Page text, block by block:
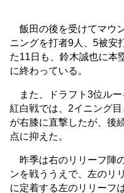
飯田の後を受けてマウ
ニングを打者9人、5被安
た11日も、鈴木誠也に本
に終わっている。
また、ドラフト3位ルー
紅白戦では、2イニング
が右膝に直撃したが、後
点に抑えた。
昨季は右のリリーフ陣
ンを戦ううえで、左のリ
に定着する左のリリーフ